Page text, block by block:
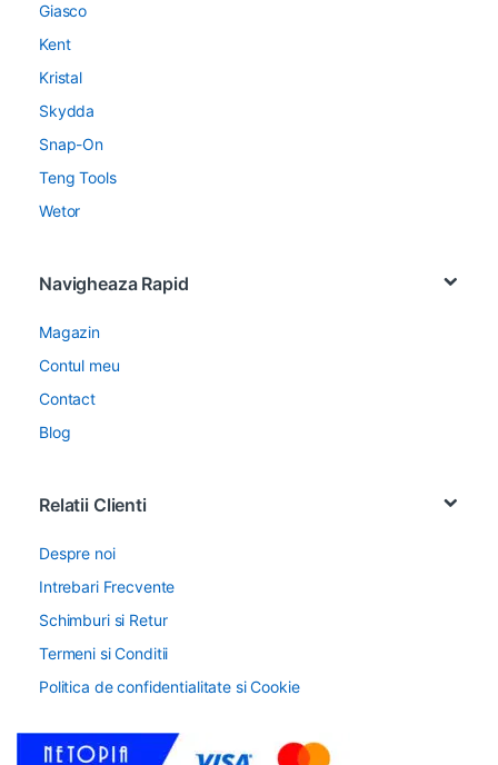
Giasco
Kent
Kristal
Skydda
Snap-On
Teng Tools
Wetor
Navigheaza Rapid
Magazin
Contul meu
Contact
Blog
Relatii Clienti
Despre noi
Intrebari Frecvente
Schimburi si Retur
Termeni si Conditii
Politica de confidentialitate si Cookie